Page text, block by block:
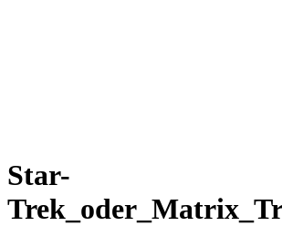
Star-